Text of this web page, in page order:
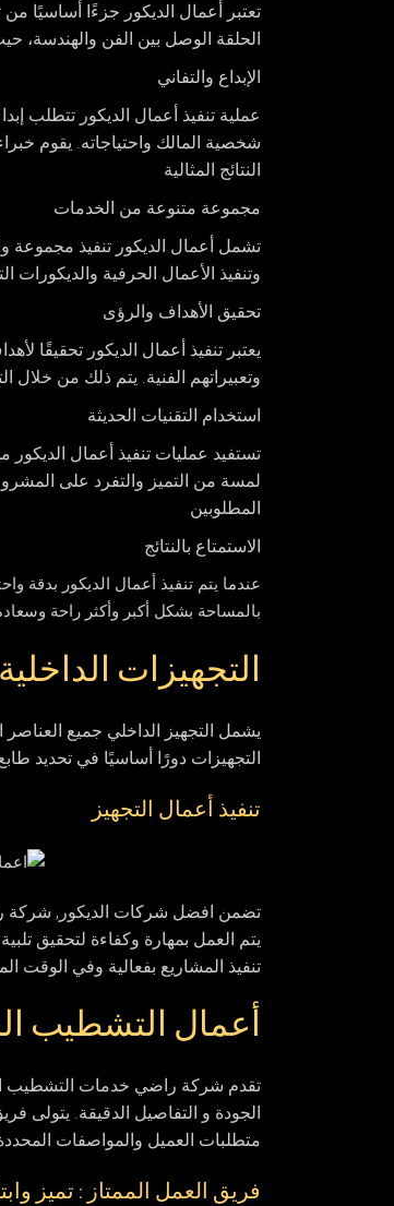
تعتبر أعمال الديكور جزءًا أساسيًا
الحلقة الوصل بين الفن والهندسة،
الإبداع والتفاني
عملية تنفيذ أعمال الديكور تتطلب
شخصية المالك واحتياجاته. يقوم
النتائج المثالية
مجموعة متنوعة من الخدمات
تشمل أعمال الديكور تنفيذ مجموعة
وتنفيذ الأعمال الحرفية
تحقيق الأهداف والرؤى
يعتبر تنفيذ أعمال الديكور تحقيقًا
وتعبيراتهم الفنية. يتم ذلك من خلال
استخدام التقنيات الحديثة
تستفيد عمليات تنفيذ أعمال الديكور
لمسة من التميز والتفرد على
المطلوبين
الاستمتاع بالنتائج
عندما يتم تنفيذ أعمال الديكور بدقة
بالمساحة بشكل أكبر وأكثر راحة
التجهيزات الداخلية
يشمل التجهيز الداخلي جميع العناصر
التجهيزات دورًا أساسيًا في تحديد
تنفيذ أعمال التجهيز
تضمن افضل شركات الديكور, شركة
يتم العمل بمهارة وكفاءة لتحقيق
تنفيذ المشاريع بفعالية وفي الوقت
أعمال التشطيب
تقدم شركة راضي خدمات التشطيب
الجودة و التفاصيل الدقيقة. يتولى
متطلبات العميل والمواصفات
فريق العمل الممتاز : تميز